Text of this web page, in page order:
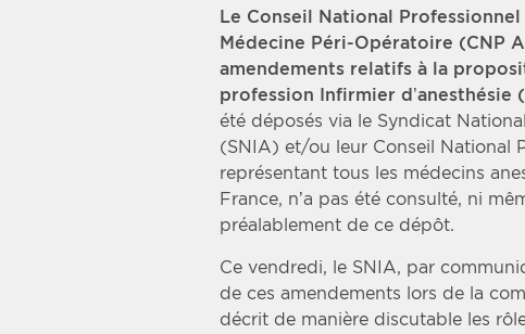
Zone géographique
Choisir une zone
Le Conseil National
Médecine Péri-Opératoire (CNP
amendements relatifs à la
profession Infirmier d’anesthésie
été déposés via le Syndicat
(SNIA) et/ou leur Conseil National
représentant tous les médecins
France, n’a pas été consulté, ni
préalablement de ce dépôt.
Ce vendredi, le SNIA, par
de ces amendements lors de la
décrit de manière discutable les